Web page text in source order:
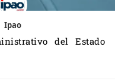
Ipao
del Estado